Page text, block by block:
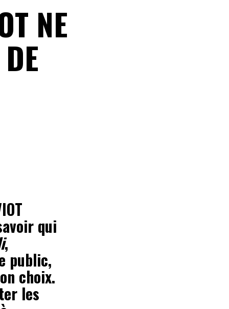
NE
qui
,
public,
choix.
les